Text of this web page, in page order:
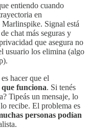
entiendo cuando
en
Signal está
chat más seguras y
que asegura no
usuario los elimina (algo
hacer que el
que funciona. Si tenés
Tipeás un mensaje, lo
recibe. El problema es
personas podían